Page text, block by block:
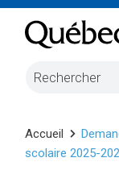
Accueil
scolaire 2025-